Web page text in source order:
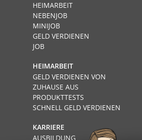
HEIMARBEIT
NEBENJOB
MINIJOB
GELD VERDIENEN
JOB
HEIMARBEIT
GELD VERDIENEN VON
ZUHAUSE AUS
PRODUKTTESTS
SCHNELL GELD VERDIENEN
KARRIERE
AUSBILDUNG